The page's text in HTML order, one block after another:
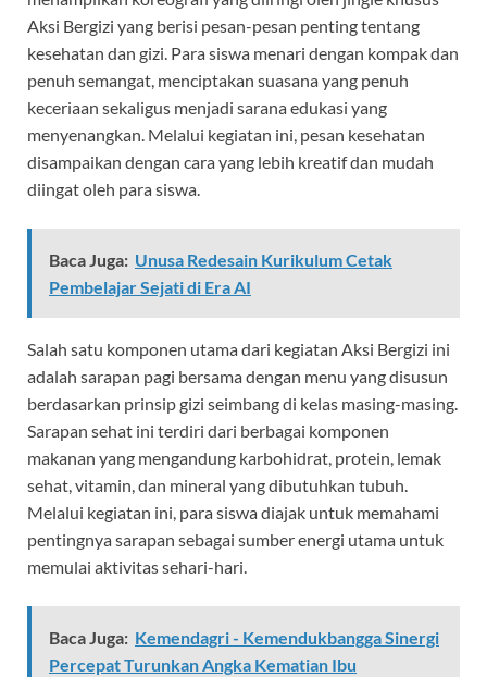
Aksi Bergizi yang berisi pesan-pesan penting tentang
kesehatan dan gizi. Para siswa menari dengan kompak dan
penuh semangat, menciptakan suasana yang penuh
keceriaan sekaligus menjadi sarana edukasi yang
menyenangkan. Melalui kegiatan ini, pesan kesehatan
disampaikan dengan cara yang lebih kreatif dan mudah
diingat oleh para siswa.
Baca Juga: Unusa Redesain Kurikulum Cetak
Pembelajar Sejati di Era AI
Salah satu komponen utama dari kegiatan Aksi Bergizi ini
adalah sarapan pagi bersama dengan menu yang disusun
berdasarkan prinsip gizi seimbang di kelas masing-masing.
Sarapan sehat ini terdiri dari berbagai komponen
makanan yang mengandung karbohidrat, protein, lemak
sehat, vitamin, dan mineral yang dibutuhkan tubuh.
Melalui kegiatan ini, para siswa diajak untuk memahami
pentingnya sarapan sebagai sumber energi utama untuk
memulai aktivitas sehari-hari.
Baca Juga: Kemendagri - Kemendukbangga Sinergi
Percepat Turunkan Angka Kematian Ibu